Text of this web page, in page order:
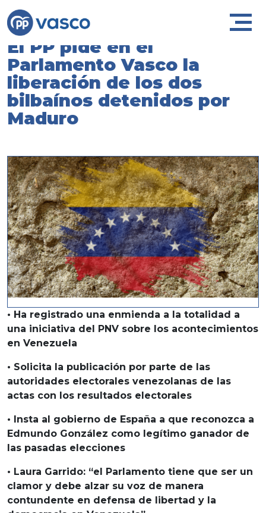
El PP pide en el
Parlamento Vasco la
liberación de los dos
bilbaínos detenidos por
Maduro
• Ha registrado una enmienda a la totalidad a
una iniciativa del PNV sobre los acontecimientos
en Venezuela
• Solicita la publicación por parte de las
autoridades electorales venezolanas de las
actas con los resultados electorales
• Insta al gobierno de España a que reconozca a
Edmundo González como legítimo ganador de
las pasadas elecciones
• Laura Garrido: “el Parlamento tiene que ser un
clamor y debe alzar su voz de manera
contundente en defensa de libertad y la